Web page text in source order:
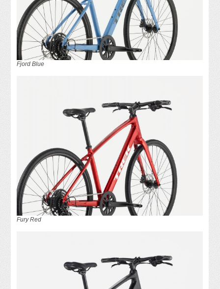
Fjord Blue
Fury Red